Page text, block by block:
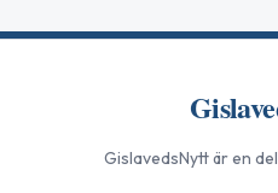
GislavedsNyttär en